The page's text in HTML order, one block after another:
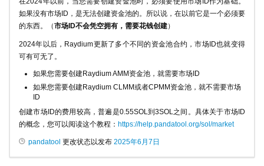
如果没有市场ID，是无法创建资金池的。所以说，在以前它是一个必须要
的东西。（市场ID不会凭空拥有，需要花钱创建）
2024年以后，Raydium更新了多个不同的资金池合约，市场ID也就变得
可有可无了。
如果您需要创建Raydium AMM资金池，就需要市场ID
如果您需要创建Raydium CLMM或者CPMM资金池，就不需要市场
ID
创建市场ID的费用较高，普遍是0.55SOL到3SOL之间。具体关于市场ID
的概念，您可以阅读这个教程： https://help.pandatool.org/sol/market
pandatool 更改状态以发布 2025年6月7日